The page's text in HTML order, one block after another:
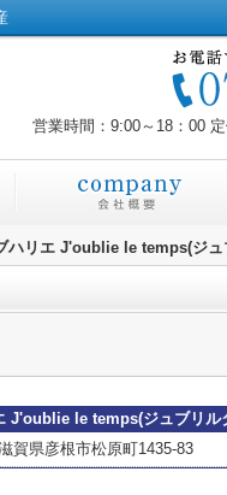
営業時間：9:00～18：00
ハリエ J'oublie le temps(ジュ
J'oublie le temps(ジュブリル
賀県彦根市松原町1435-83